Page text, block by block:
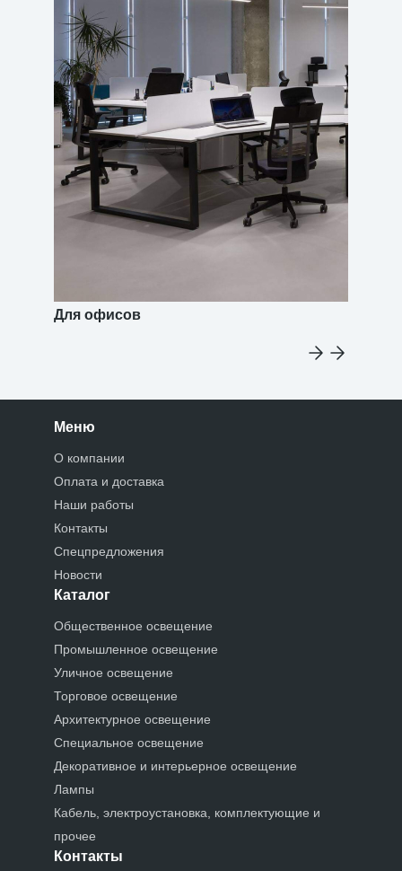
Для офисов
Меню
О компании
Оплата и доставка
Наши работы
Контакты
Спецпредложения
Новости
Каталог
Общественное освещение
Промышленное освещение
Уличное освещение
Торговое освещение
Архитектурное освещение
Специальное освещение
Декоративное и интерьерное освещение
Лампы
Кабель, электроустановка, комплектующие и
прочее
Контакты